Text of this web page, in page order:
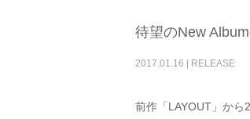
待望のNew
2017.01.16 RELEASE
前作「LAYOUT」から